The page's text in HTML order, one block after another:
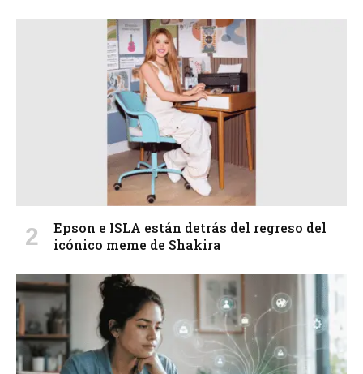
Epson e ISLA están detrás del regreso del
icónico meme de Shakira